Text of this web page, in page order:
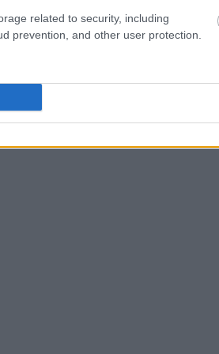
related to security, including
prevention, and other user protection.
το 71% των 152 μελών της
πλήρη ένταξη» των